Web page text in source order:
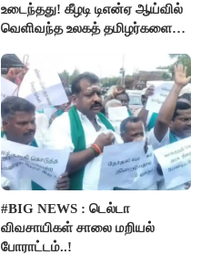
உடைந்தது! கீழடி டிஎன்ஏ ஆய்வில்
வெளிவந்த உலகத் தமிழர்களை
#BIG NEWS : டெல்டா
விவசாயிகள் சாலை மறியல்
போராட்டம்..!